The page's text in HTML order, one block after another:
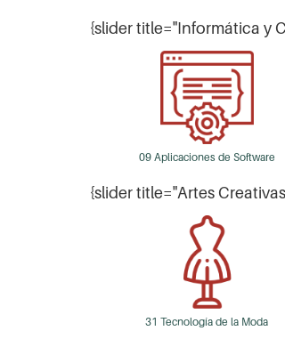
{slider title="Informática y
09 Aplicaciones de Software
{slider title="Artes
31 Tecnología de la Moda